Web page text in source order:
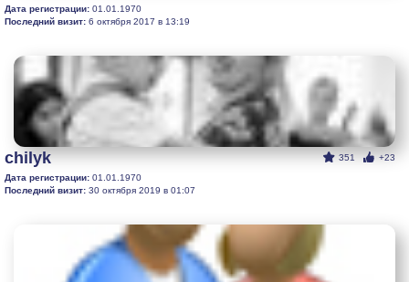
Дата регистрации: 01.01.1970
Последний визит: 6 октября 2017 в 13:19
351 +23
chilyk
Дата регистрации: 01.01.1970
Последний визит: 30 октября 2019 в 01:07